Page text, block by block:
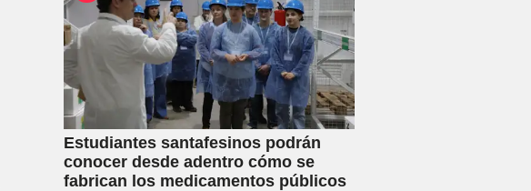
Estudiantes santafesinos podrán
conocer desde adentro cómo se
fabrican los medicamentos públicos